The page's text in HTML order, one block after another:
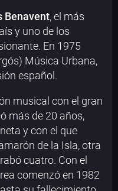
Benavent, el más
y uno de los
En 1975
Música Urbana,
español.
musical con el gran
más de 20 años,
y con el que
de la Isla, otra
cuatro. Con el
comenzó en 1982